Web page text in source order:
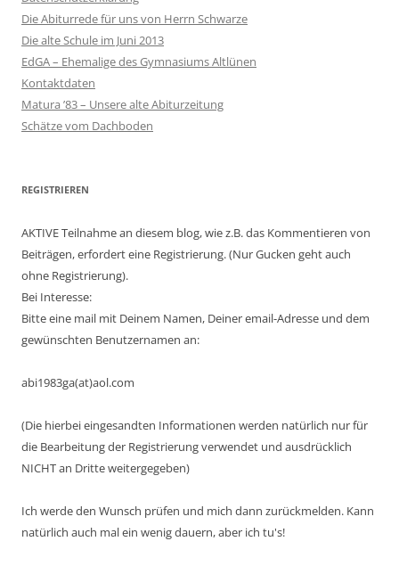
Die Abiturrede für uns von Herrn Schwarze
Die alte Schule im Juni 2013
EdGA – Ehemalige des Gymnasiums Altlünen
Kontaktdaten
Matura ’83 – Unsere alte Abiturzeitung
Schätze vom Dachboden
REGISTRIEREN
AKTIVE Teilnahme an diesem blog, wie z.B. das Kommentieren von
Beiträgen, erfordert eine Registrierung. (Nur Gucken geht auch
ohne Registrierung).
Bei Interesse:
Bitte eine mail mit Deinem Namen, Deiner email-Adresse und dem
gewünschten Benutzernamen an:
abi1983ga(at)aol.com
(Die hierbei eingesandten Informationen werden natürlich nur für
die Bearbeitung der Registrierung verwendet und ausdrücklich
NICHT an Dritte weitergegeben)
Ich werde den Wunsch prüfen und mich dann zurückmelden. Kann
natürlich auch mal ein wenig dauern, aber ich tu's!